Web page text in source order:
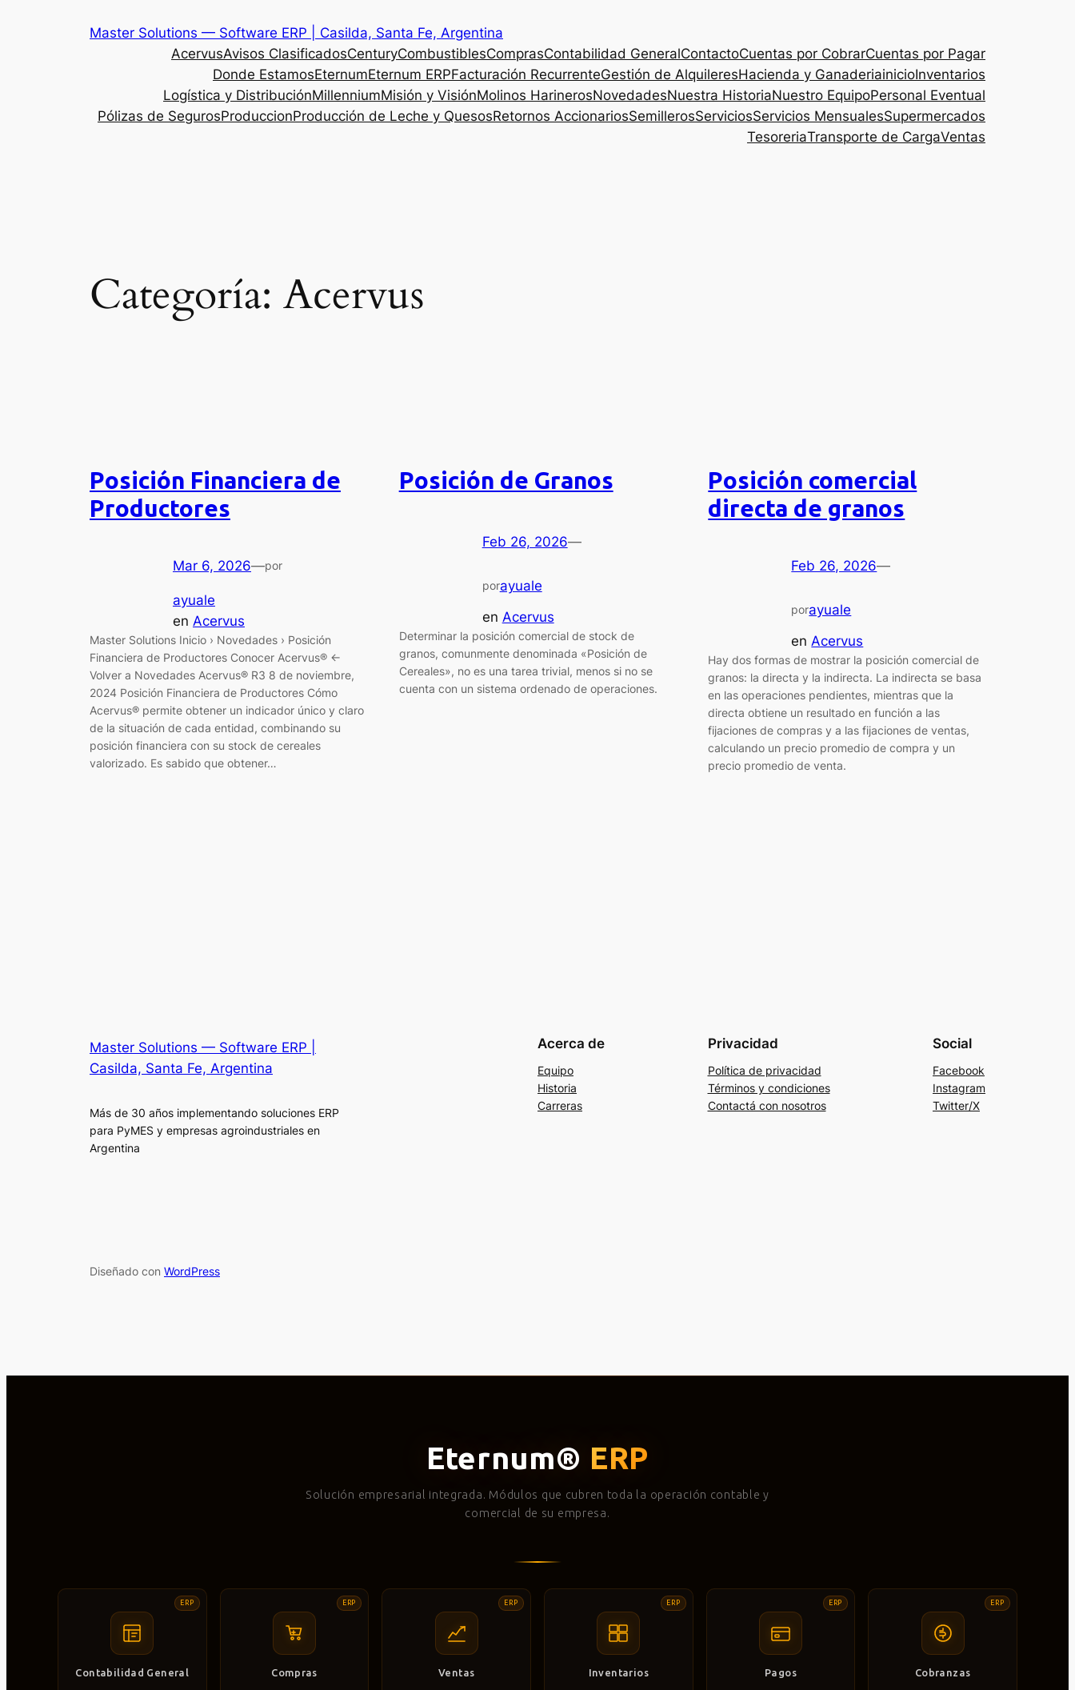
Master Solutions — Software ERP | Casilda, Santa Fe, Argentina
AcervusAvisos ClasificadosCenturyCombustiblesComprasContabilidad GeneralContactoCuentas por CobrarCuentas por Pagar
Donde EstamosEternumEternum ERPFacturación RecurrenteGestión de AlquileresHacienda y GanaderiainicioInventarios
Logística y DistribuciónMillenniumMisión y VisiónMolinos HarinerosNovedadesNuestra HistoriaNuestro EquipoPersonal Eventual
Pólizas de SegurosProduccionProducción de Leche y QuesosRetornos AccionariosSemillerosServiciosServicios MensualesSupermercados
TesoreriaTransporte de CargaVentas
Categoría: Acervus
Posición Financiera de
Productores
Mar 6, 2026—por
ayuale
en Acervus
Master Solutions Inicio › Novedades › Posición
Financiera de Productores Conocer Acervus® ←
Volver a Novedades Acervus® R3 8 de noviembre,
2024 Posición Financiera de Productores Cómo
Acervus® permite obtener un indicador único y claro
de la situación de cada entidad, combinando su
posición financiera con su stock de cereales
valorizado. Es sabido que obtener…
Posición de Granos
Feb 26, 2026—
porayuale
en Acervus
Determinar la posición comercial de stock de
granos, comunmente denominada «Posición de
Cereales», no es una tarea trivial, menos si no se
cuenta con un sistema ordenado de operaciones.
Posición comercial
directa de granos
Feb 26, 2026—
porayuale
en Acervus
Hay dos formas de mostrar la posición comercial de
granos: la directa y la indirecta. La indirecta se basa
en las operaciones pendientes, mientras que la
directa obtiene un resultado en función a las
fijaciones de compras y a las fijaciones de ventas,
calculando un precio promedio de compra y un
precio promedio de venta.
Master Solutions — Software ERP |
Casilda, Santa Fe, Argentina
Más de 30 años implementando soluciones ERP
para PyMES y empresas agroindustriales en
Argentina
Acerca de
Equipo
Historia
Carreras
Privacidad
Política de privacidad
Términos y condiciones
Contactá con nosotros
Social
Facebook
Instagram
Twitter/X
Diseñado con WordPress
Eternum® ERP
Solución empresarial integrada. Módulos que cubren toda la operación contable y
comercial de su empresa.
ERP
Contabilidad General
ERP
Compras
ERP
Ventas
ERP
Inventarios
ERP
Pagos
ERP
Cobranzas